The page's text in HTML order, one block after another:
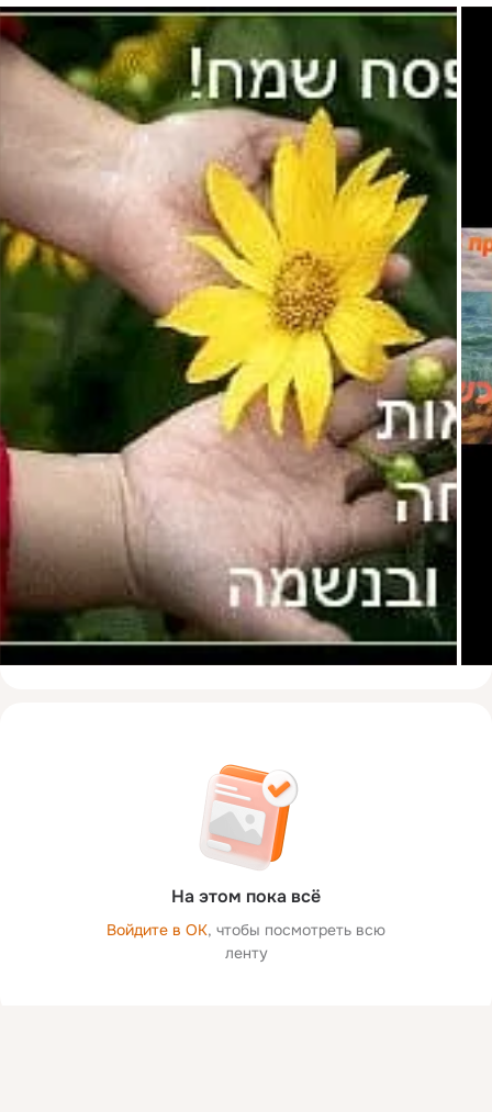
На этом пока всё
Войдите в ОК, чтобы посмотреть всю
ленту